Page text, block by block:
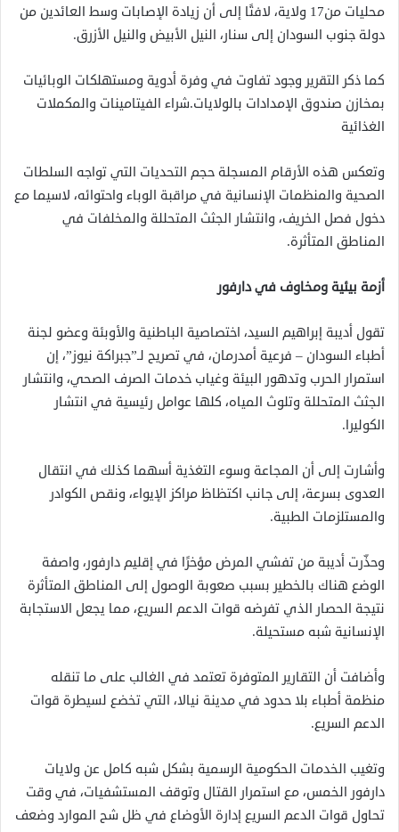
محليات من17 ولاية، لافتًا إلى أن زيادة الإصابات وسط العائدين من
دولة جنوب السودان إلى سنار، النيل الأبيض والنيل الأزرق.
كما ذكر التقرير وجود تفاوت في وفرة أدوية ومستهلكات الوبائيات
بمخازن صندوق الإمدادات بالولايات.شراء الفيتامينات والمكملات
الغذائية
وتعكس هذه الأرقام المسجلة حجم التحديات التي تواجه السلطات
الصحية والمنظمات الإنسانية في مراقبة الوباء واحتوائه، لاسيما مع
دخول فصل الخريف، وانتشار الجثث المتحللة والمخلفات في
المناطق المتأثرة.
أزمة بيئية ومخاوف في دارفور
تقول أديبة إبراهيم السيد، اختصاصية الباطنية والأوبئة وعضو لجنة
أطباء السودان – فرعية أمدرمان، في تصريح لـ”جبراكة نيوز”، إن
استمرار الحرب وتدهور البيئة وغياب خدمات الصرف الصحي، وانتشار
الجثث المتحللة وتلوث المياه، كلها عوامل رئيسية في انتشار
الكوليرا.
وأشارت إلى أن المجاعة وسوء التغذية أسهما كذلك في انتقال
العدوى بسرعة، إلى جانب اكتظاظ مراكز الإيواء، ونقص الكوادر
والمستلزمات الطبية.
وحذّرت أديبة من تفشي المرض مؤخرًا في إقليم دارفور، واصفة
الوضع هناك بالخطير بسبب صعوبة الوصول إلى المناطق المتأثرة
نتيجة الحصار الذي تفرضه قوات الدعم السريع، مما يجعل الاستجابة
الإنسانية شبه مستحيلة.
وأضافت أن التقارير المتوفرة تعتمد في الغالب على ما تنقله
منظمة أطباء بلا حدود في مدينة نيالا، التي تخضع لسيطرة قوات
الدعم السريع.
وتغيب الخدمات الحكومية الرسمية بشكل شبه كامل عن ولايات
دارفور الخمس، مع استمرار القتال وتوقف المستشفيات، في وقت
تحاول قوات الدعم السريع إدارة الأوضاع في ظل شح الموارد وضعف